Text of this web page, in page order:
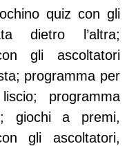
quiz con gli
dietro l’altra;
gli ascoltatori
programma per
programma
giochi a premi,
gli ascoltatori,